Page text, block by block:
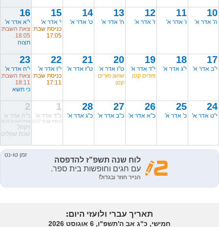
10
ה' אדר א'
11
ו' אדר א'
12
ז' אדר א'
13
ח' אדר א'
14
ט' אדר א'
15
י' אדר א'
כניסת שבת:
17:05
16
י"א אדר א'
צאת השבת:
18:05
תצוה
17
י"ב אדר א'
18
י"ג אדר א'
19
י"ד אדר א'
פורים קטן
20
ט"ו אדר א'
שושן פורים
קטן
21
ט"ז אדר א'
22
י"ז אדר א'
כניסת שבת:
17:11
23
י"ח אדר א'
צאת השבת:
18:11
כי תשא
24
י"ט אדר א'
25
כ' אדר א'
26
כ"א אדר א'
27
כ"ב אדר א'
28
כ"ג אדר א'
1
כ"ד אדר א'
כניסת שבת: 17:17
2
כ"ה אדר א'
צאת השבת: 18:16
ויקהל
שבת שקלים
תאריך עברי ולועזי היום:
חמישי, כ"ג אב ה'תשפ"ו, 6 אוגוסט 2026